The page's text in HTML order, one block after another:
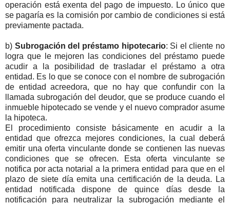
operación está exenta del pago de impuesto. Lo único que
se pagaría es la comisión por cambio de condiciones si está
previamente pactada.
b) Subrogación del préstamo hipotecario: Si el cliente no
logra que le mejoren las condiciones del préstamo puede
acudir a la posibilidad de trasladar el préstamo a otra
entidad. Es lo que se conoce con el nombre de subrogación
de entidad acreedora, que no hay que confundir con la
llamada subrogación del deudor, que se produce cuando el
inmueble hipotecado se vende y el nuevo comprador asume
la hipoteca.
El procedimiento consiste básicamente en acudir a la
entidad que ofrezca mejores condiciones, la cual deberá
emitir una oferta vinculante donde se contienen las nuevas
condiciones que se ofrecen. Esta oferta vinculante se
notifica por acta notarial a la primera entidad para que en el
plazo de siete día emita una certificación de la deuda. La
entidad notificada dispone de quince días desde la
notificación para neutralizar la subrogación mediante el